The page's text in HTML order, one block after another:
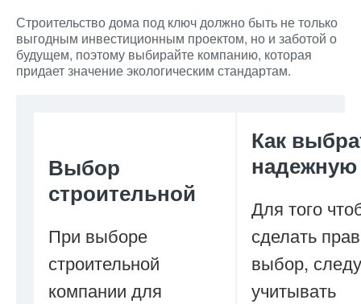
Строительство дома под ключ должно быть не только
выгодным инвестиционным проектом, но и заботой о
будущем, поэтому выбирайте компанию, которая
придает значение экологическим стандартам.
Выбор
строительной
При выборе
строительной
компании для
Как
надежную
Для того
сделать
выбор,
учитывать